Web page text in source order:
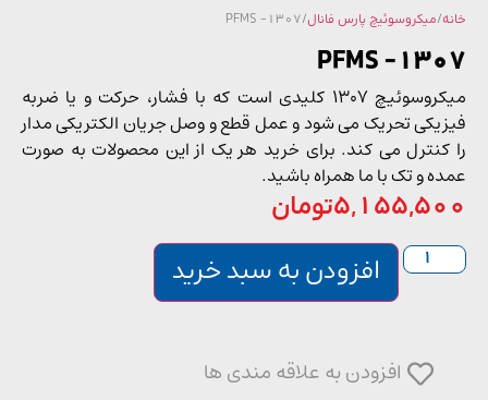
میکروسوئیچ پارس فانال/ PFMS -1307
PFMS -
میکروسوئیچ 1307 کلیدی است که با فشار، حرکت و یا ضربه
تحریک می شود و عمل قطع و وصل جریان الکتریکی مدار
می کند. برای خرید هر یک از این محصولات به صورت
و تک با ما همراه باشید.
تومان
افزودن به سبد خرید
افزودن به علاقه مندی ها